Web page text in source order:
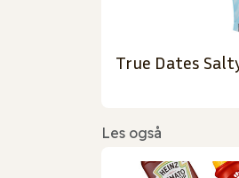
True Dates
Les også